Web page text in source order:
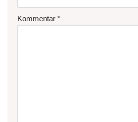
Kommentar *